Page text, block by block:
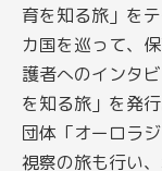
育を知る旅」を
カ国を巡って、
護者へのインタ
を知る旅」を発
団体「オーロラ
視察の旅も行い